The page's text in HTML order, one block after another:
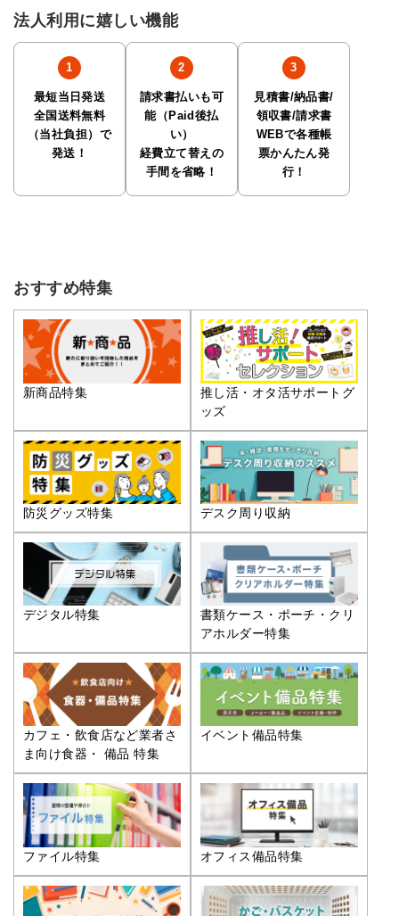
法人利用に嬉しい機能
最短当日発送
全国送料無料
（当社負担）で
発送！
請求書払いも可
能（Paid後払
い）
経費立て替えの
手間を省略！
見積書/納品書/
領収書/請求書
WEBで各種帳
票かんたん発
行！
おすすめ特集
新商品特集
推し活・オタ活サポートグ
ッズ
防災グッズ特集 デスク周り収納
デジタル特集
書類ケース・ポーチ・クリ
アホルダー特集
カフェ・飲食店など業者さ
ま向け食器・ 備品 特集
イベント備品特集
ファイル特集 オフィス備品特集